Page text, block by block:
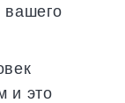
вашего
и это